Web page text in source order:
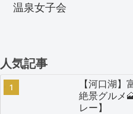
温泉女子会
人気記事
【河口湖
絶景グルメ
レー】